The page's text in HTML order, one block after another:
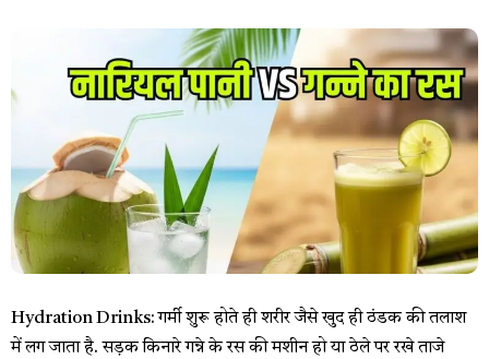
Hydration Drinks: गर्मी शुरू होते ही शरीर जैसे खुद ही ठंडक की तलाश
में लग जाता है. सड़क किनारे गन्ने के रस की मशीन हो या ठेले पर रखे ताजे